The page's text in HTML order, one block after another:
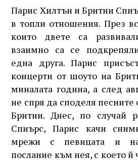
Парис Хилтън и Бритни
в топли отношения. През
които двете са
взаимно са се
една друга. Парис
концерти от шоуто на
миналата година, а след
не спря да споделя песните
Бритни. Днес, по случай
Спиърс, Парис качи
мрежи с певицата и
послание към нея, с което й